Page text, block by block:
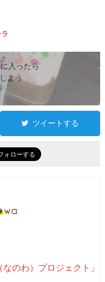
入ったら
よう
ツイートする
のわ）プロジェクト」